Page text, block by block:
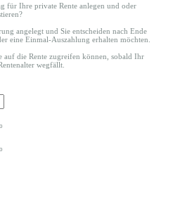
für Ihre private Rente anlegen und oder
angelegt und Sie entscheiden nach Ende
eine Einmal-Auszahlung erhalten möchten.
auf die Rente zugreifen können, sobald Ihr
wegfällt.